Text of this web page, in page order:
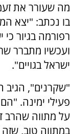
מה שעורר את
בו נכתב: "יצא
רפורמה בגיור כי
ועכשיו מתברר
ישראל בגויים".
"שקרנים", הגיב
פעילי ימינה. "
על מתווה שהרב
במתווה טוב, שזה